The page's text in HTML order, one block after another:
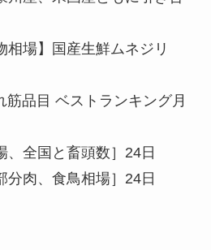
相場】国産生鮮ムネジリ
品目 ベストランキング月
、全国と畜頭数］24日
分肉、食鳥相場］24日